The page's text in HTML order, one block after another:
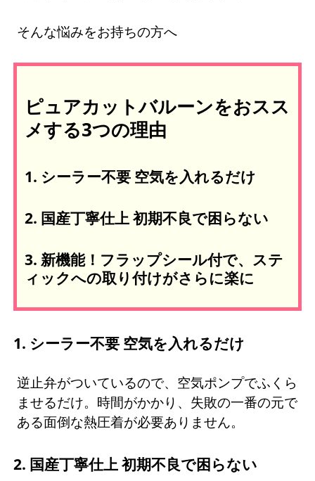
そんな悩みをお持ちの方へ
ピュアカットバルーンをおスス
メする3つの理由
1. シーラー不要 空気を入れるだけ
2. 国産丁寧仕上 初期不良で困らない
3. 新機能！フラップシール付で、ステ
ィックへの取り付けがさらに楽に
1. シーラー不要 空気を入れるだけ
逆止弁がついているので、空気ポンプでふくら
ませるだけ。時間がかかり、失敗の一番の元で
ある面倒な熱圧着が必要ありません。
2. 国産丁寧仕上 初期不良で困らない